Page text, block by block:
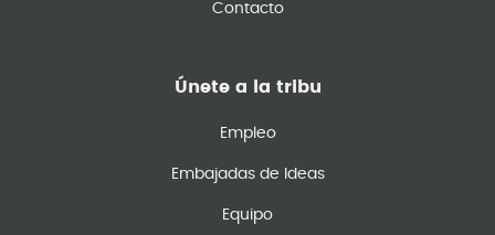
Contacto
Únete a la tribu
Empleo
Embajadas de Ideas
Equipo